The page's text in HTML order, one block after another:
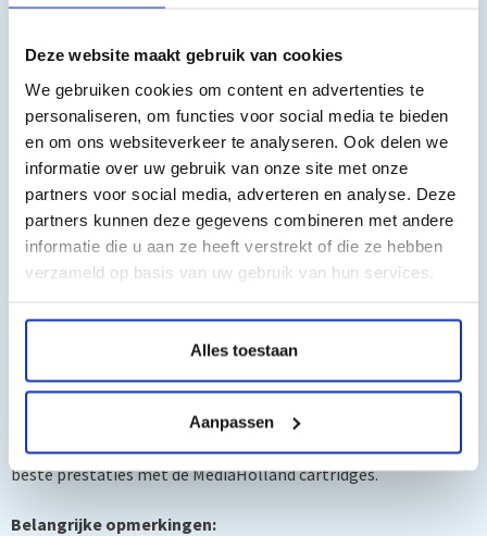
Deze website maakt gebruik van cookies
We gebruiken cookies om content en advertenties te
personaliseren, om functies voor social media te bieden
en om ons websiteverkeer te analyseren. Ook delen we
informatie over uw gebruik van onze site met onze
partners voor social media, adverteren en analyse. Deze
partners kunnen deze gegevens combineren met andere
informatie die u aan ze heeft verstrekt of die ze hebben
verzameld op basis van uw gebruik van hun services.
Alles toestaan
Aanpassen
Plaats de hervulbare cartridge op een schoon en stevig
Zoek het vulgat aan de bovenkant van de cartridge. Elke
cartridge heeft een afzonderlijk vulgat voor de verschillende
Gebruik een spuit (niet meegeleverd) om voorzichtig
MediaHolland Refill inkt in het juiste vulgat te injecteren. Vul
Controleer regelmatig de inktniveaus tijdens het vullen. Stop
Opmerking: We raden aan om MediaHolland Refill inkt te
gebruiken, omdat deze inkt speciaal is ontworpen voor de
beste prestaties met de MediaHolland cartridges.
Belangrijke opmerkingen: